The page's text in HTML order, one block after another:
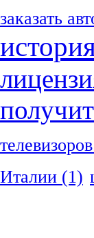
заказать
Италии (1)